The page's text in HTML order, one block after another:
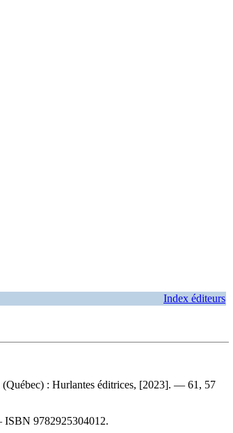
Index éditeurs
: Hurlantes éditrices, [2023]. — 61, 57
ISBN 9782925304012.